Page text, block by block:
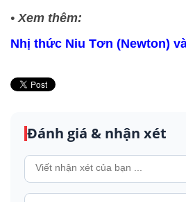
• Xem thêm:
Nhị thức Niu Tơn (Newton)
Đánh giá & nhận xét